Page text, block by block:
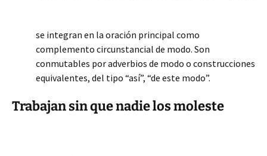
se integran en la oración principal como
complemento circunstancial de modo. Son
conmutables por adverbios de modo o construcciones
equivalentes, del tipo “así”, “de este modo”.
Trabajan sin que nadie los moleste